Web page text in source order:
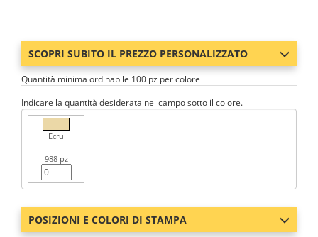
SCOPRI SUBITO IL PREZZO PERSONALIZZATO
Quantità minima ordinabile 100 pz per colore
Indicare la quantità desiderata nel campo sotto il colore.
Ecru
988 pz
POSIZIONI E COLORI DI STAMPA